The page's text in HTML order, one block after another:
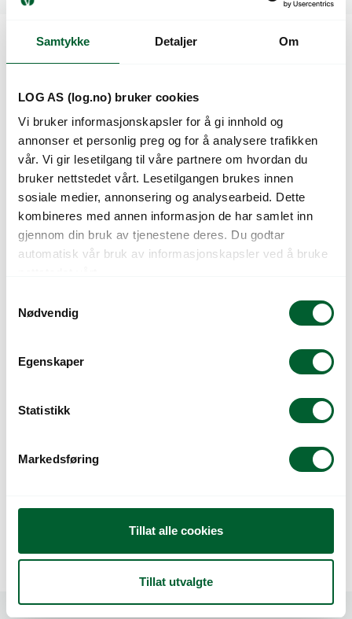
Samtykke Detaljer Om
LOG AS (log.no) bruker cookies
Vi bruker informasjonskapsler for å gi innhold og
annonser et personlig preg og for å analysere trafikken
vår. Vi gir lesetilgang til våre partnere om hvordan du
bruker nettstedet vårt. Lesetilgangen brukes innen
sosiale medier, annonsering og analysearbeid. Dette
kombineres med annen informasjon de har samlet inn
gjennom din bruk av tjenestene deres. Du godtar
automatisk vår bruk av informasjonskapsler ved å bruke
Nødvendig
Egenskaper
Statistikk
Markedsføring
Tillat alle cookies
Tillat utvalgte
Kunder så også på
SKUFFE STÅL
1195MM
HØRBY